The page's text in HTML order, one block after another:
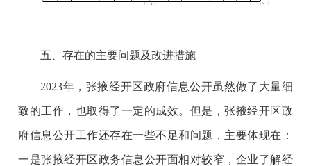
五、存在的主要问题及改进措施
2023年，张掖经开区政府信息公开虽然做了大量细
致的工作，也取得了一定的成效。但是 ，张掖经开区政
府信息公开工作还存在一些不足和问题，主要体现在：
一是张掖经开区政务信息公开面相对较窄，企业了解经